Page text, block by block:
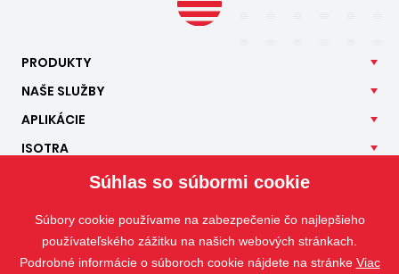
PRODUKTY
NAŠE SLUŽBY
APLIKÁCIE
ISOTRA
Súhlas so súbormi cookie
Súbory cookie používame na zabezpečenie čo najlepšieho
používateľského zážitku na našich webových stránkach.
Podrobné informácie o súboroch cookie nájdete na stránke Viac